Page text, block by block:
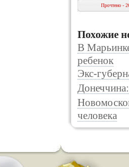
Прочтено -
Похожие
В
ребенок
Экс-
человека